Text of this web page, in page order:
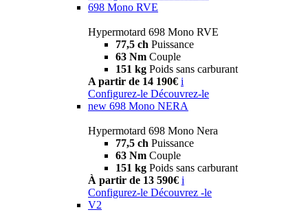
698 Mono RVE
Hypermotard 698 Mono RVE
77,5 ch Puissance
63 Nm Couple
151 kg Poids sans carburant
A partir de 14 190€ i
Configurez-le Découvrez-le
new 698 Mono NERA
Hypermotard 698 Mono Nera
77,5 ch Puissance
63 Nm Couple
151 kg Poids sans carburant
À partir de 13 590€ i
Configurez-le Découvrez -le
V2